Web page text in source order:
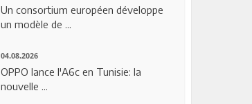
Un consortium européen développe
un modèle de ...
04.08.2026
OPPO lance l'A6c en Tunisie: la
nouvelle ...